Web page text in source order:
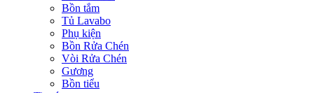
Bồn tắm
Tủ Lavabo
Phụ kiện
Bồn Rửa Chén
Vòi Rửa Chén
Gương
Bồn tiểu